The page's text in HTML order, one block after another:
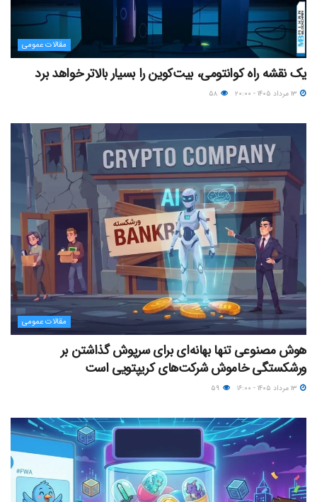
مقالات عمومی
یک نقشه راه کوانتومی، بیت‌کوین را بسیار بالاتر خواهد برد
مقالات عمومی
هوش مصنوعی تنها بهانه‌ای برای سرپوش گذاشتن بر
ورشکستگی خاموش شرکت‌های کریپتویی است